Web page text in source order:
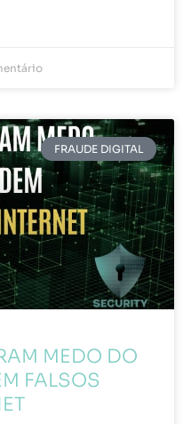
FRAUDE DIGITAL
MEDO DO
FALSOS